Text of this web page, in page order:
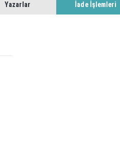
Yazarlar İade İşlemleri